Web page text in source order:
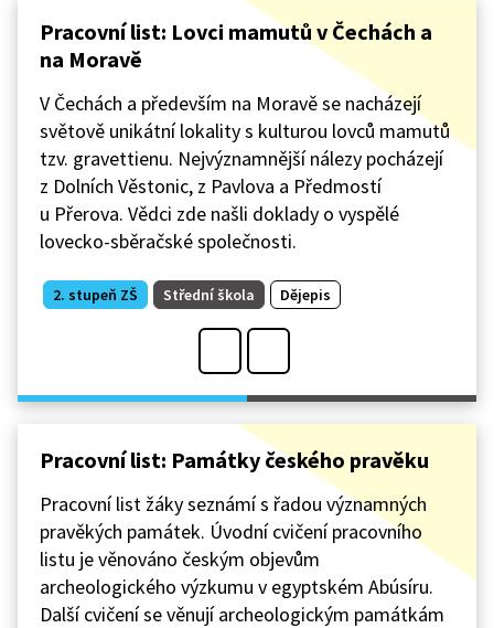
Pracovní list: Lovci mamutů v Čechách a
na Moravě
V Čechách a především na Moravě se nacházejí
světově unikátní lokality s kulturou lovců mamutů
tzv. gravettienu. Nejvýznamnější nálezy pocházejí
z Dolních Věstonic, z Pavlova a Předmostí
u Přerova. Vědci zde našli doklady o vyspělé
lovecko-sběračské společnosti.
2. stupeň ZŠ Střední škola Dějepis
Pracovní list: Památky českého pravěku
Pracovní list žáky seznámí s řadou významných
pravěkých památek. Úvodní cvičení pracovního
listu je věnováno českým objevům
archeologického výzkumu v egyptském Abúsíru.
Další cvičení se věnují archeologickým památkám